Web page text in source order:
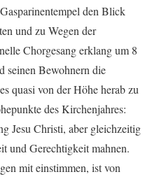
den Blick
und zu Wegen der
Chorgesang erklang um 8
seinen Bewohnern die
quasi von der Höhe herab zu
des Kirchenjahres:
Jesu Christi, aber gleichzeitig
und Gerechtigkeit mahnen.
mit einstimmen, ist von